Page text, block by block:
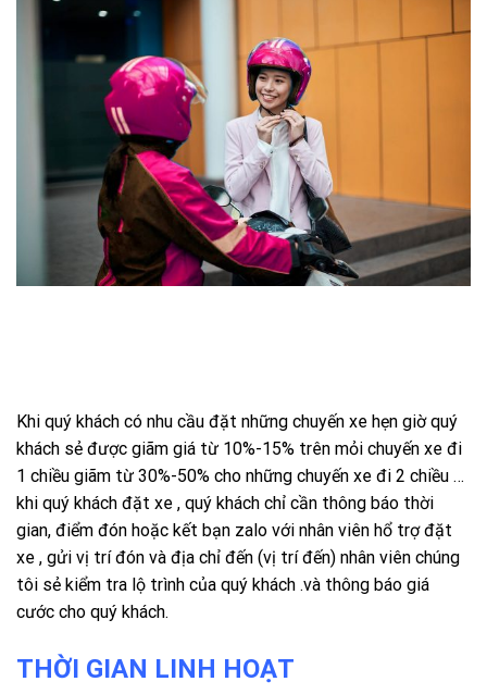
Khi quý khách có nhu cầu đặt những chuyến xe hẹn giờ quý
khách sẻ được giãm giá từ 10%-15% trên mỏi chuyến xe đi
1 chiều giãm từ 30%-50% cho những chuyến xe đi 2 chiều …
khi quý khách đặt xe , quý khách chỉ cần thông báo thời
gian, điểm đón hoặc kết bạn zalo với nhân viên hổ trợ đặt
xe , gửi vị trí đón và địa chỉ đến (vị trí đến) nhân viên chúng
tôi sẻ kiểm tra lộ trình của quý khách .và thông báo giá
cước cho quý khách.
THỜI GIAN LINH HOẠT